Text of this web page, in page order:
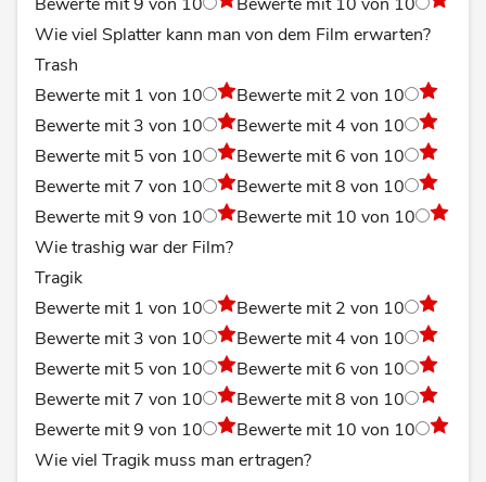
Wie viel Splatter kann man von dem Film erwarten?
Trash
Bewerte mit 1 von 10
Bewerte mit 2 von 10
Bewerte mit 3 von 10
Bewerte mit 4 von 10
Bewerte mit 5 von 10
Bewerte mit 6 von 10
Bewerte mit 7 von 10
Bewerte mit 8 von 10
Bewerte mit 9 von 10
Bewerte mit 10 von 10
Wie trashig war der Film?
Tragik
Bewerte mit 1 von 10
Bewerte mit 2 von 10
Bewerte mit 3 von 10
Bewerte mit 4 von 10
Bewerte mit 5 von 10
Bewerte mit 6 von 10
Bewerte mit 7 von 10
Bewerte mit 8 von 10
Bewerte mit 9 von 10
Bewerte mit 10 von 10
Wie viel Tragik muss man ertragen?